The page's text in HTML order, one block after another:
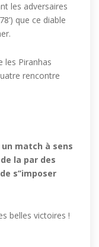
les adversaires
que ce diable
les Piranhas
rencontre
un match à sens
la par des
s’’imposer
belles victoires !